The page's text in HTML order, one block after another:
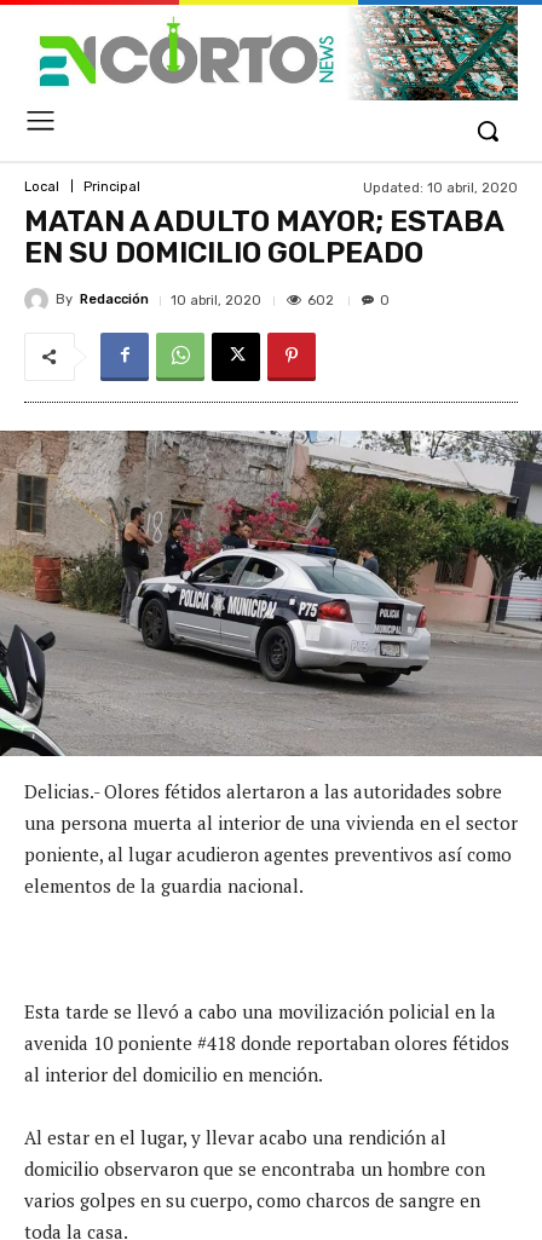
Local Principal Updated: 10 abril, 2020
MATAN A ADULTO MAYOR; ESTABA
EN SU DOMICILIO GOLPEADO
By Redacción 10 abril, 2020 602 0
Delicias.- Olores fétidos alertaron a las autoridades sobre
una persona muerta al interior de una vivienda en el sector
poniente, al lugar acudieron agentes preventivos así como
elementos de la guardia nacional.
Esta tarde se llevó a cabo una movilización policial en la
avenida 10 poniente #418 donde reportaban olores fétidos
al interior del domicilio en mención.
Al estar en el lugar, y llevar acabo una rendición al
domicilio observaron que se encontraba un hombre con
varios golpes en su cuerpo, como charcos de sangre en
toda la casa.